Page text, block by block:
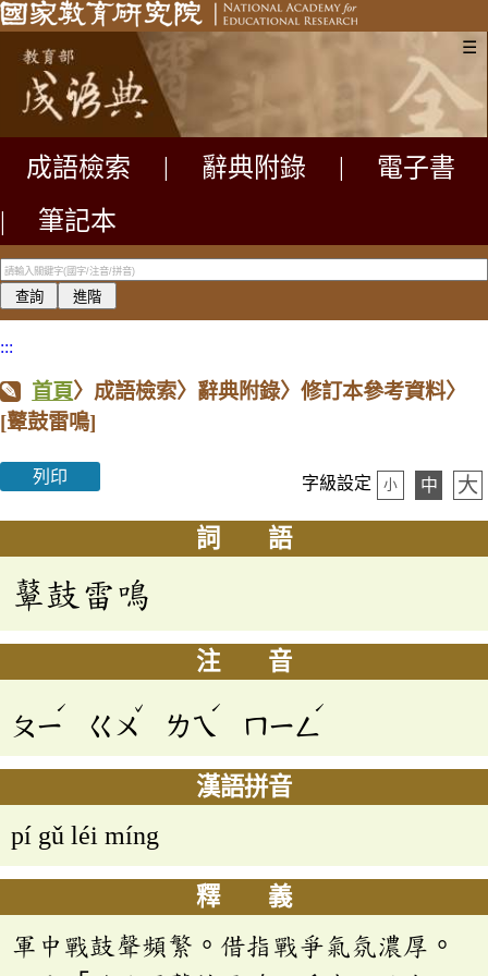
☰
成語檢索 辭典附錄
電子書
|
筆記本
:::
首頁〉成語檢索〉辭典附錄〉修訂本參考資料〉
[鼙鼓雷鳴]
列印 字級設定 小 中 大
詞 語
鼙鼓雷鳴
注 音
ㄆㄧ
ˊ
ㄍㄨ
ˇ
ㄌㄟ
ˊ
ㄇㄧㄥ
ˊ
漢語拼音
pí gǔ léi míng
釋 義
軍中戰鼓聲頻繁。借指戰爭氣氛濃厚。